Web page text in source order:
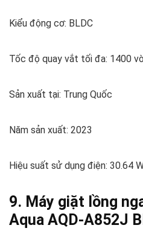
Kiểu động cơ: BLDC
Tốc độ quay vắt tối đa: 1400
Sản xuất tại: Trung Quốc
Năm sản xuất: 2023
Hiệu suất sử dụng điện: 30.64
9. Máy giặt lồng
Aqua AQD-A852J